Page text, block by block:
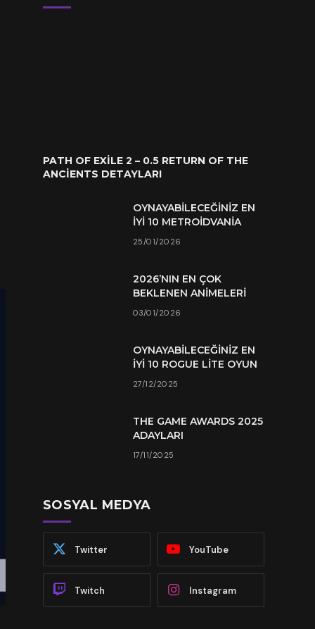
PATH OF EXILE 2 – 0.5 RETURN OF THE
ANCIENTS DETAYLARI
OYNAYABILECEĞINIZ EN
İYI 10 METROIDVANIA
25/01/2026
2026’NIN EN ÇOK
BEKLENEN ANIMELERI
03/01/2026
OYNAYABILECEĞINIZ EN
İYI 10 ROGUE LITE OYUN
27/12/2025
THE GAME AWARDS 2025
ADAYLARI
17/11/2025
SOSYAL MEDYA
Twitter YouTube
Twitch Instagram